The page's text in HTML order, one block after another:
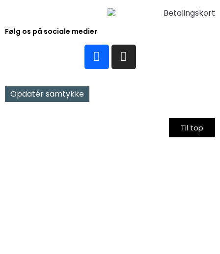
Følg os på sociale medier
Opdatér samtykke
Til top